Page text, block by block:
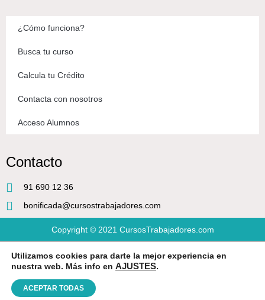
¿Cómo funciona?
Busca tu curso
Calcula tu Crédito
Contacta con nosotros
Acceso Alumnos
Contacto
91 690 12 36
bonificada@cursostrabajadores.com
Copyright © 2021 CursosTrabajadores.com
Aviso Legal |Política de Privacidad| Condiciones de compra
Diseño web
Utilizamos cookies para darte la mejor experiencia en
nuestra web. Más info en AJUSTES.
ACEPTAR TODAS